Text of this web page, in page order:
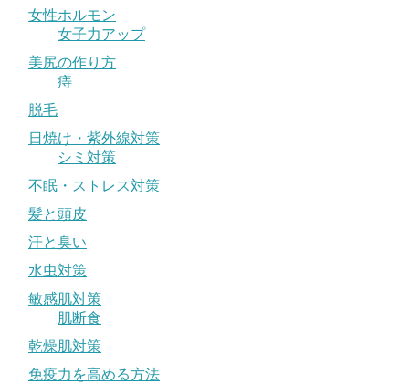
女性ホルモン
女子力アップ
美尻の作り方
痔
脱毛
日焼け・紫外線対策
シミ対策
不眠・ストレス対策
髪と頭皮
汗と臭い
水虫対策
敏感肌対策
肌断食
乾燥肌対策
免疫力を高める方法